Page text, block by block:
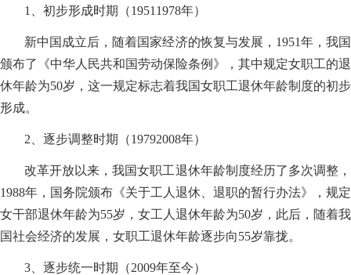
1、初步形成时期（19511978年）
新中国成立后，随着国家经济的恢复与发展，1951年，我国
颁布了《中华人民共和国劳动保险条例》，其中规定女职工的退
休年龄为50岁，这一规定标志着我国女职工退休年龄制度的初步
形成。
2、逐步调整时期（19792008年）
改革开放以来，我国女职工退休年龄制度经历了多次调整，
1988年，国务院颁布《关于工人退休、退职的暂行办法》，规定
女干部退休年龄为55岁，女工人退休年龄为50岁，此后，随着我
国社会经济的发展，女职工退休年龄逐步向55岁靠拢。
3、逐步统一时期（2009年至今）